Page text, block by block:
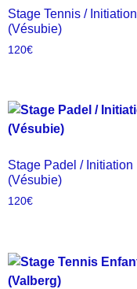
Stage Tennis / Initiation
(Vésubie)
120€
Stage Padel / Initiation
(Vésubie)
120€